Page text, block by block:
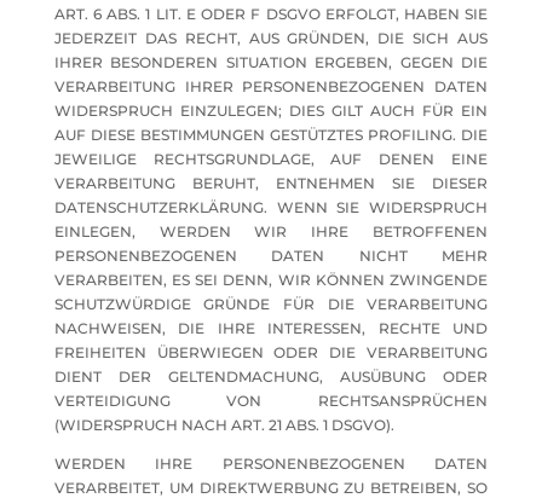
ART. 6 ABS. 1 LIT. E ODER F DSGVO ERFOLGT, HABEN SIE
JEDERZEIT DAS RECHT, AUS GRÜNDEN, DIE SICH AUS
IHRER BESONDEREN SITUATION ERGEBEN, GEGEN DIE
VERARBEITUNG IHRER PERSONENBEZOGENEN DATEN
WIDERSPRUCH EINZULEGEN; DIES GILT AUCH FÜR EIN
AUF DIESE BESTIMMUNGEN GESTÜTZTES PROFILING. DIE
JEWEILIGE RECHTSGRUNDLAGE, AUF DENEN EINE
VERARBEITUNG BERUHT, ENTNEHMEN SIE DIESER
DATENSCHUTZERKLÄRUNG. WENN SIE WIDERSPRUCH
EINLEGEN, WERDEN WIR IHRE BETROFFENEN
PERSONENBEZOGENEN DATEN NICHT MEHR
VERARBEITEN, ES SEI DENN, WIR KÖNNEN ZWINGENDE
SCHUTZWÜRDIGE GRÜNDE FÜR DIE VERARBEITUNG
NACHWEISEN, DIE IHRE INTERESSEN, RECHTE UND
FREIHEITEN ÜBERWIEGEN ODER DIE VERARBEITUNG
DIENT DER GELTENDMACHUNG, AUSÜBUNG ODER
VERTEIDIGUNG VON RECHTSANSPRÜCHEN
(WIDERSPRUCH NACH ART. 21 ABS. 1 DSGVO).
WERDEN IHRE PERSONENBEZOGENEN DATEN
VERARBEITET, UM DIREKTWERBUNG ZU BETREIBEN, SO